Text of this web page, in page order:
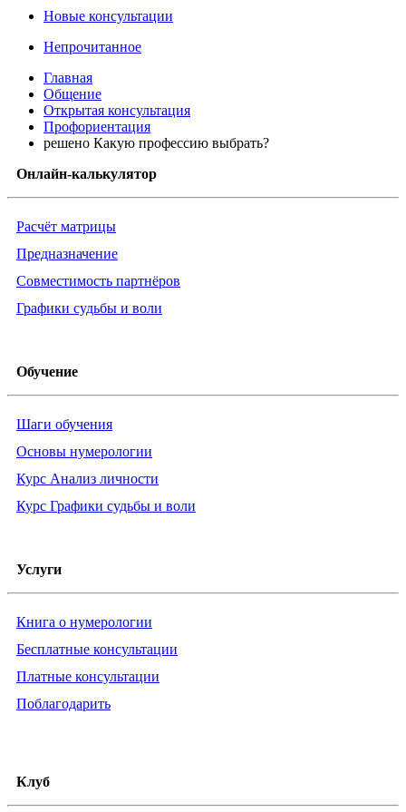
Новые консультации
Непрочитанное
Главная
Общение
Открытая консультация
Профориентация
решено Какую профессию выбрать?
Онлайн-калькулятор
Расчёт матрицы
Предназначение
Совместимость партнёров
Графики судьбы и воли
Обучение
Шаги обучения
Основы нумерологии
Курс Анализ личности
Курс Графики судьбы и воли
Услуги
Книга о нумерологии
Бесплатные консультации
Платные консультации
Поблагодарить
Клуб